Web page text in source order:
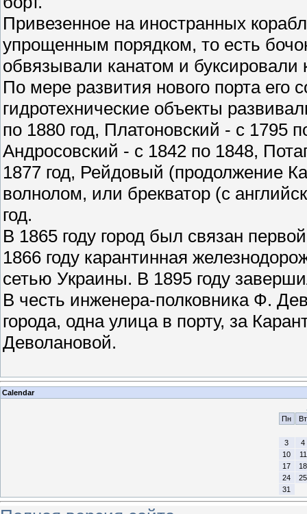
Привезенное на иностранных
упрощенным порядком, то есть
обвязывали канатом и буксировали
По мере развития нового порта его
гидротехнические объекты
по 1880 год, Платоновский - с 1795
Андросовский - с 1842 по 1848,
1877 год, Рейдовый (продолжение
волнолом, или брекватор (с
год.
В 1865 году город был связан
1866 году карантинная
сетью Украины. В 1895 году
В честь инженера-полковника Ф.
города, одна улица в порту, за
Деволановой.
Calendar
Пн
Вт
3
4
10
11
17
18
24
25
31